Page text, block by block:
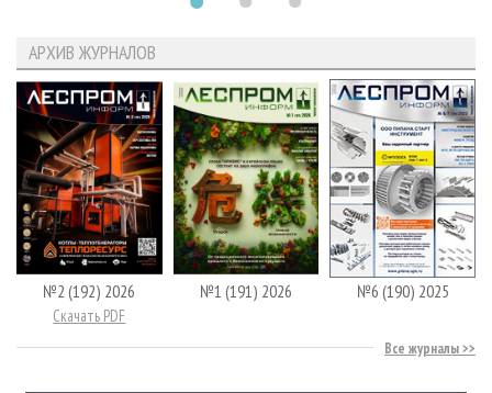
АРХИВ ЖУРНАЛОВ
№2 (192) 2026
Скачать PDF
№1 (191) 2026 №6 (190) 2025
Все журналы